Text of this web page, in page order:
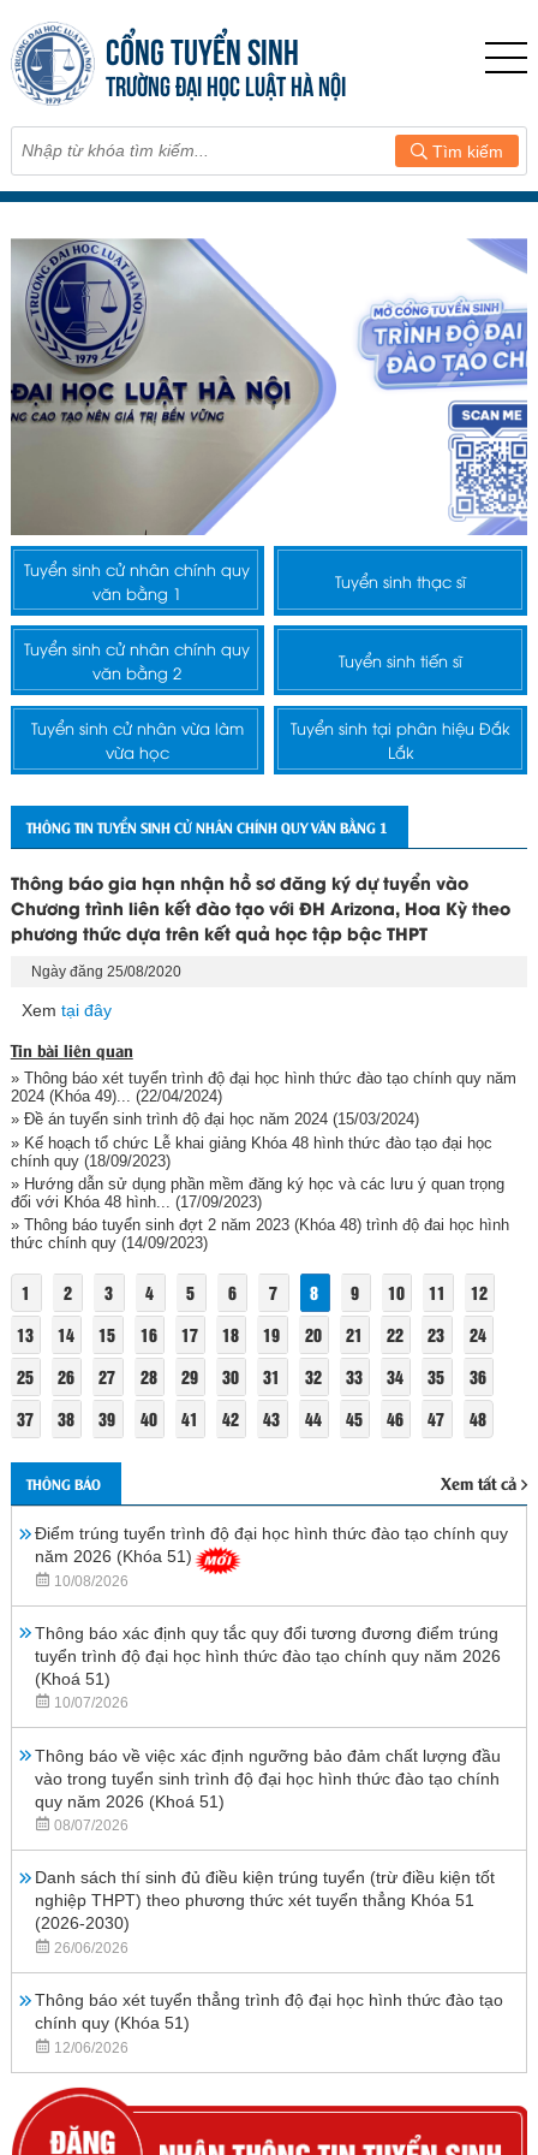
CỔNG TUYỂN SINH
TRƯỜNG ĐẠI HỌC LUẬT HÀ NỘI
Tìm kiếm
Tuyển sinh cử nhân chính quy
văn bằng 1
Tuyển sinh thạc sĩ
Tuyển sinh cử nhân chính quy
văn bằng 2
Tuyển sinh tiến sĩ
Tuyển sinh cử nhân vừa làm
vừa học
Tuyển sinh tại phân hiệu Đắk
Lắk
THÔNG TIN TUYỂN SINH CỬ NHÂN CHÍNH QUY VĂN BẰNG 1
Thông báo gia hạn nhận hồ sơ đăng ký dự tuyển vào
Chương trình liên kết đào tạo với ĐH Arizona, Hoa Kỳ theo
phương thức dựa trên kết quả học tập bậc THPT
Ngày đăng 25/08/2020
Xem tại đây
Tin bài liên quan
» Thông báo xét tuyển trình độ đại học hình thức đào tạo chính quy năm
2024 (Khóa 49)...
(22/04/2024)
» Đề án tuyển sinh trình độ đại học năm 2024(15/03/2024)
» Kế hoạch tổ chức Lễ khai giảng Khóa 48 hình thức đào tạo đại học
chính quy(18/09/2023)
» Hướng dẫn sử dụng phần mềm đăng ký học và các lưu ý quan trọng
đối với Khóa 48 hình... (17/09/2023)
» Thông báo tuyển sinh đợt 2 năm 2023 (Khóa 48) trình độ đai học hình
thức chính quy(14/09/2023)
1 2 3 4 5 6 7 8 9 10 11
12
13
14 15 16 17 18 19 20 21 22 23
24
25
26 27 28 29 30 31 32 33 34 35
36
37
38 39 40 41 42 43 44 45 46 47 48
THÔNG BÁO Xem tất cả
Điểm trúng tuyển trình độ đại học hình thức đào tạo chính quy
năm 2026 (Khóa 51)
10/08/2026
Thông báo xác định quy tắc quy đổi tương đương điểm trúng
tuyển trình độ đại học hình thức đào tạo chính quy năm 2026
(Khoá 51)
10/07/2026
Thông báo về việc xác định ngưỡng bảo đảm chất lượng đầu
vào trong tuyển sinh trình độ đại học hình thức đào tạo chính
quy năm 2026 (Khoá 51)
08/07/2026
Danh sách thí sinh đủ điều kiện trúng tuyển (trừ điều kiện tốt
nghiệp THPT) theo phương thức xét tuyển thẳng Khóa 51
(2026-2030)
26/06/2026
Thông báo xét tuyển thẳng trình độ đại học hình thức đào tạo
chính quy (Khóa 51)
12/06/2026